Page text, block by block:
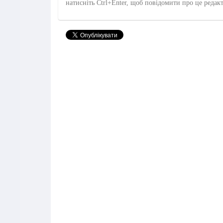
натисніть Ctrl+Enter, щоб повідомити про це